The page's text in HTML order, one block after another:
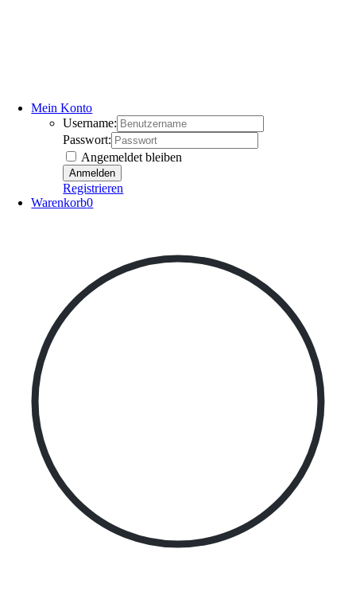
Mein Konto
Username:
Passwort:
Angemeldet bleiben
Registrieren
Warenkorb0